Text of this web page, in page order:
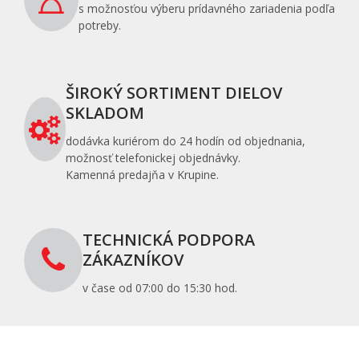
s možnosťou výberu prídavného zariadenia podľa
potreby.
ŠIROKÝ SORTIMENT DIELOV
SKLADOM
dodávka kuriérom do 24 hodín od objednania,
možnosť telefonickej objednávky.
Kamenná predajňa v Krupine.
TECHNICKÁ PODPORA
ZÁKAZNÍKOV
v čase od 07:00 do 15:30 hod.